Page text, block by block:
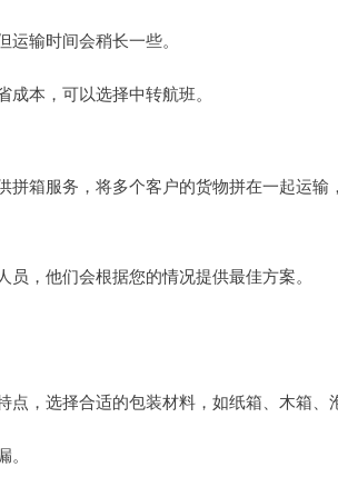
输时间会稍长一些。
本，可以选择中转航班。
箱服务，将多个客户的货物拼在一起运输
，他们会根据您的情况提供最佳方案。
，选择合适的包装材料，如纸箱、木箱、